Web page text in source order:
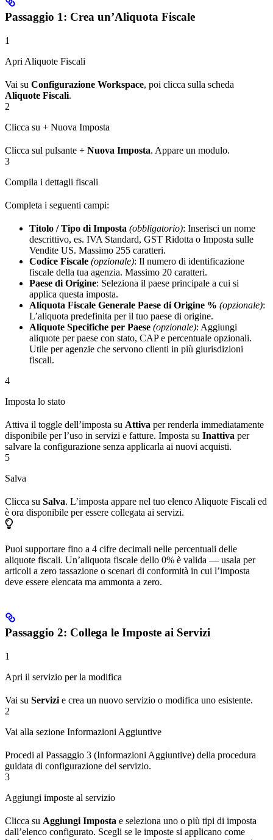
Passaggio 1: Crea un’Aliquota Fiscale
1
Apri Aliquote Fiscali
Vai su Configurazione Workspace, poi clicca sulla scheda
Aliquote Fiscali.
2
Clicca su + Nuova Imposta
Clicca sul pulsante + Nuova Imposta. Appare un modulo.
3
Compila i dettagli fiscali
Completa i seguenti campi:
Titolo / Tipo di Imposta (obbligatorio): Inserisci un nome
descrittivo, es. IVA Standard, GST Ridotta o Imposta sulle
Vendite US. Massimo 255 caratteri.
Codice Fiscale (opzionale): Il numero di identificazione
fiscale della tua agenzia. Massimo 20 caratteri.
Paese di Origine: Seleziona il paese principale a cui si
applica questa imposta.
Aliquota Fiscale Generale Paese di Origine % (opzionale):
L’aliquota predefinita per il tuo paese di origine.
Aliquote Specifiche per Paese (opzionale): Aggiungi
aliquote per paese con stato, CAP e percentuale opzionali.
Utile per agenzie che servono clienti in più giurisdizioni
fiscali.
4
Imposta lo stato
Attiva il toggle dell’imposta su Attiva per renderla immediatamente
disponibile per l’uso in servizi e fatture. Imposta su Inattiva per
salvare la configurazione senza applicarla ai nuovi acquisti.
5
Salva
Clicca su Salva. L’imposta appare nel tuo elenco Aliquote Fiscali ed
è ora disponibile per essere collegata ai servizi.
Puoi supportare fino a 4 cifre decimali nelle percentuali delle
aliquote fiscali. Un’aliquota fiscale dello 0% è valida — usala per
articoli a zero tassazione o scenari di conformità in cui l’imposta
deve essere elencata ma ammonta a zero.
Passaggio 2: Collega le Imposte ai Servizi
1
Apri il servizio per la modifica
Vai su Servizi e crea un nuovo servizio o modifica uno esistente.
2
Vai alla sezione Informazioni Aggiuntive
Procedi al Passaggio 3 (Informazioni Aggiuntive) della procedura
guidata di configurazione del servizio.
3
Aggiungi imposte al servizio
Clicca su Aggiungi Imposta e seleziona uno o più tipi di imposta
dall’elenco configurato. Scegli se le imposte si applicano come